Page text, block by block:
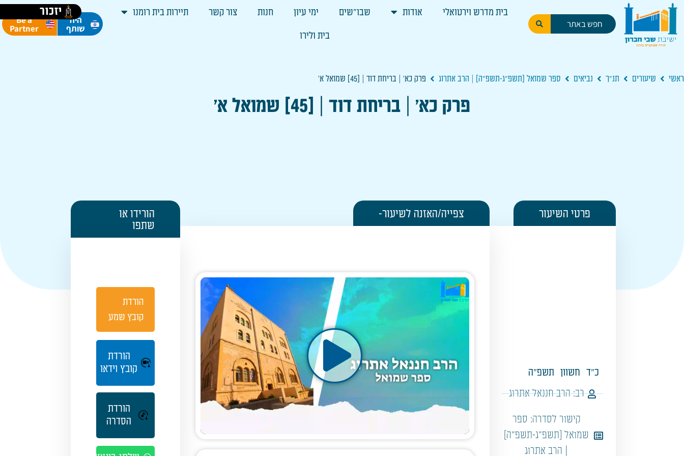
יזכור בית מדרש וירטואלי אודות שבו"שים ימי עיון חנות צור קשר תיירות בית רומנו
בית ולירו
היה
שותף
Be a
Partner
ראשי שיעורים תנ"ך נביאים ספר שמואל [תשפ"ג-תשפ"ה] | הרב אתרוג פרק כא' | בריחת דוד | [45] שמואל א'
פרק כא' | בריחת דוד | [45] שמואל א'
פרטי השיעור
כ"ד חשוון
תשפ"ה
רב: הרב חננאל אתרוג
קישור לסדרה: ספר
שמואל [תשפ"ג-תשפ"ה]
| הרב אתרוג
צפייה/האזנה לשיעור-
הורידו או
שתפו
הורדת
קובץ שמע
הורדת
קובץ וידאו
הורדת
הסדרה